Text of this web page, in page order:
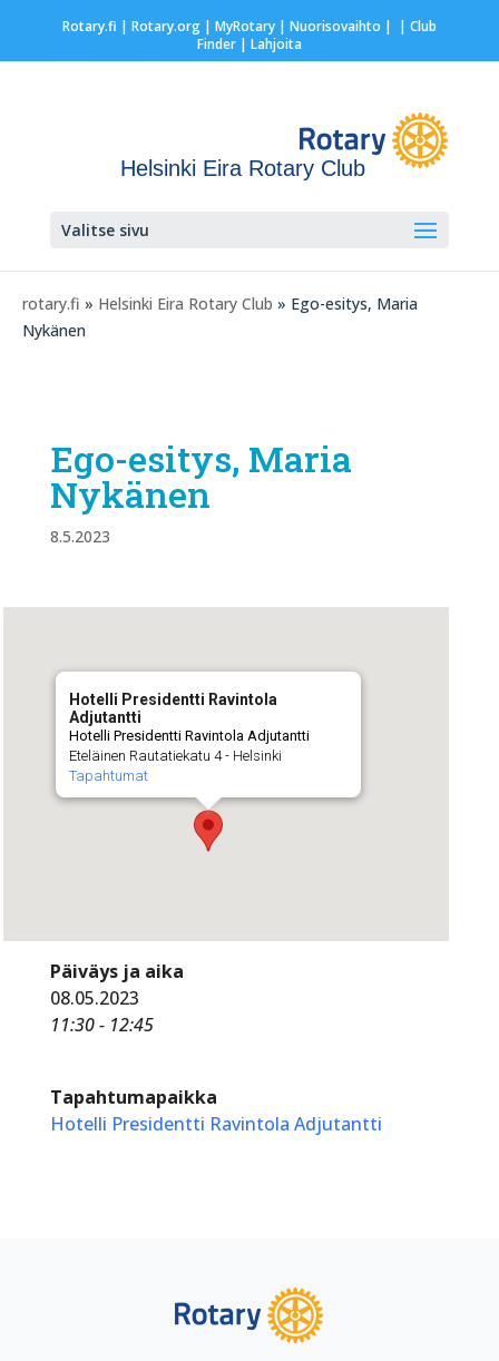
Rotary.fi | Rotary.org| MyRotary | Nuorisovaihto | | Club
Finder| Lahjoita
Helsinki Eira Rotary Club
Valitse sivu
rotary.fi » Helsinki Eira Rotary Club » Ego-esitys, Maria
Nykänen
Ego-esitys, Maria
Nykänen
8.5.2023
Hotelli Presidentti Ravintola
Adjutantti
Hotelli Presidentti Ravintola Adjutantti
Eteläinen Rautatiekatu 4 - Helsinki
Tapahtumat
Päiväys ja aika
08.05.2023
11:30 - 12:45
Tapahtumapaikka
Hotelli Presidentti Ravintola Adjutantti